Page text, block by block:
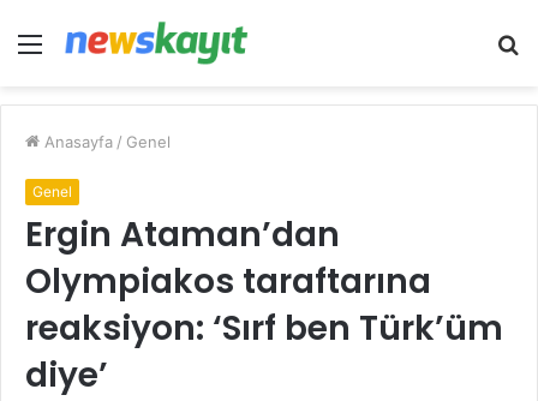
Menü
Anasayfa / Genel
Genel
Ergin Ataman’dan
Olympiakos taraftarına
reaksiyon: ‘Sırf ben Türk’üm
diye’